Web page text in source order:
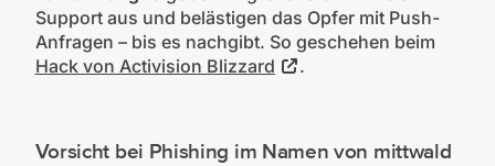
Support aus und belästigen das Opfer mit Push-
Anfragen – bis es nachgibt. So geschehen beim
Hack von Activision Blizzard
.
Vorsicht bei Phishing im Namen von mittwald